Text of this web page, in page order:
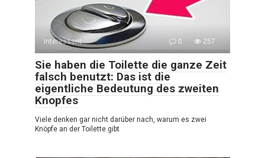
Interessant 0 257
Sie haben die Toilette die ganze Zeit
falsch benutzt: Das ist die
eigentliche Bedeutung des zweiten
Knopfes
Viele denken gar nicht darüber nach, warum es zwei
Knöpfe an der Toilette gibt